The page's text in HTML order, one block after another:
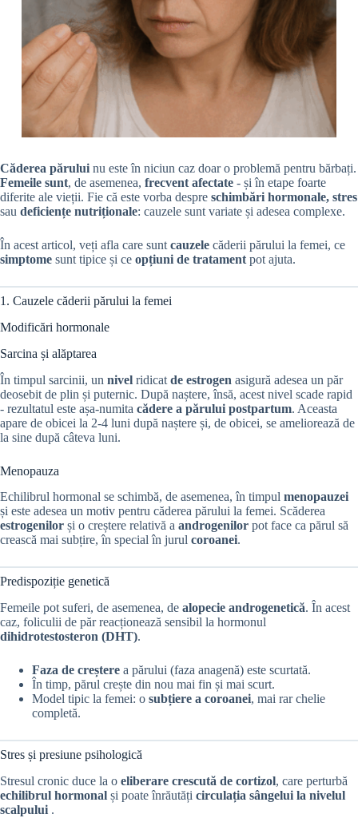
Căderea părului nu este în niciun caz doar o problemă pentru bărbați.
Femeile sunt, de asemenea, frecvent afectate - și în etape foarte
diferite ale vieții. Fie că este vorba despre schimbări hormonale, stres
sau deficiențe nutriționale: cauzele sunt variate și adesea complexe.
În acest articol, veți afla care sunt cauzele căderii părului la femei, ce
simptome sunt tipice și ce opțiuni de tratament pot ajuta.
1. Cauzele căderii părului la femei
Modificări hormonale
Sarcina și alăptarea
În timpul sarcinii, un nivel ridicat de estrogen asigură adesea un păr
deosebit de plin și puternic. După naștere, însă, acest nivel scade rapid
- rezultatul este așa-numita cădere a părului postpartum. Aceasta
apare de obicei la 2-4 luni după naștere și, de obicei, se ameliorează de
la sine după câteva luni.
Menopauza
Echilibrul hormonal se schimbă, de asemenea, în timpul menopauzei
și este adesea un motiv pentru căderea părului la femei. Scăderea
estrogenilor și o creștere relativă a androgenilor pot face ca părul să
crească mai subțire, în special în jurul coroanei.
Predispoziție genetică
Femeile pot suferi, de asemenea, de alopecie androgenetică. În acest
caz, foliculii de păr reacționează sensibil la hormonul
dihidrotestosteron (DHT).
Faza de creștere a părului (faza anagenă) este scurtată.
În timp, părul crește din nou mai fin și mai scurt.
Model tipic la femei: o subțiere a coroanei, mai rar chelie
completă.
Stres și presiune psihologică
Stresul cronic duce la o eliberare crescută de cortizol, care perturbă
echilibrul hormonal și poate înrăutăți circulația sângelui la nivelul
scalpului .